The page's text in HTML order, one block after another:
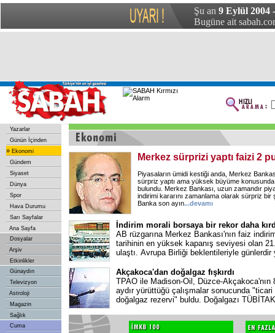
Şu an 9 Eylül 2004
Bugüne ait
Yazarlar
Günün İçinden
» Ekonomi
Gündem
Siyaset
Dünya
Spor
Hava Durumu
Sarı Sayfalar
Ana Sayfa
Dosyalar
Arşiv
Etkinlikler
Günaydın
Televizyon
Astroloji
Magazin
Sağlık
Cuma
Merkez sürprizi yaptı faizi 2
Piyasaların ümidi kestiği anda, Merkez
sürpriz yaptı ama yüksek büyüme konusunda
bulundu. Merkez Bankası, uzun zamandır
indirimi kararını zamanlama olarak sürpriz
Banka son ayın...devamı
İndirim morali borsaya bir rekor daha
AB rüzgarına Merkez Bankası'nın faiz
tarihinin en yüksek kapanış seviyesi olan
ulaştı. Avrupa Birliği beklentileriyle günlerdir
Akçakoca'dan doğalgaz fışkırdı
TPAO ile Madison-Oil, Düzce-Akçakoca'nın
aydır yürüttüğü çalışmalar sonucunda "ticari
doğalgaz rezervi" buldu. Doğalgazı TÜBİTAK